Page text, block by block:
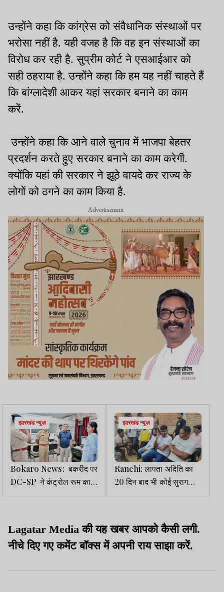
उन्होंने कहा कि कांग्रेस को संवैधानिक संस्थाओं पर
भरोसा नहीं है. यही वजह है कि वह इन संस्थाओं का
विरोध कर रही है. सुप्रीम कोर्ट ने एसआईआर को
सही ठहराया है. उन्होंने कहा कि हम यह नहीं चाहते हैं
कि बांग्लादेशी आकर यहां सरकार बनाने का काम
करें.
उन्होंने कहा कि आने वाले चुनाव में भाजपा बेहतर
प्रदर्शन करते हुए सरकार बनाने का काम करेगी.
क्योंकि यहां की सरकार ने झूठे वायदे कर राज्य के
लोगों को ठगने का काम किया है.
Advertisement
झारखंड न्यूज़
Bokaro News: बकरीद पर
DC-SP ने कंट्रोल रूम का
लिया जायजा
झारखंड न्यूज़
Ranchi: लापता अदिति का
20 दिन बाद भी कोई सुराग
नहीं, जयराम महतो ने दी
Lagatar Media की यह खबर आपको कैसी लगी.
नीचे दिए गए कमेंट बॉक्स में अपनी राय साझा करें.